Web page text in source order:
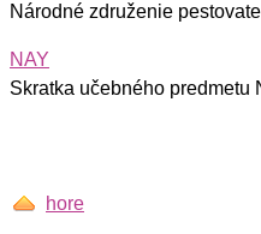
Národné združenie
NAY
Skratka učebného predmetu
hore